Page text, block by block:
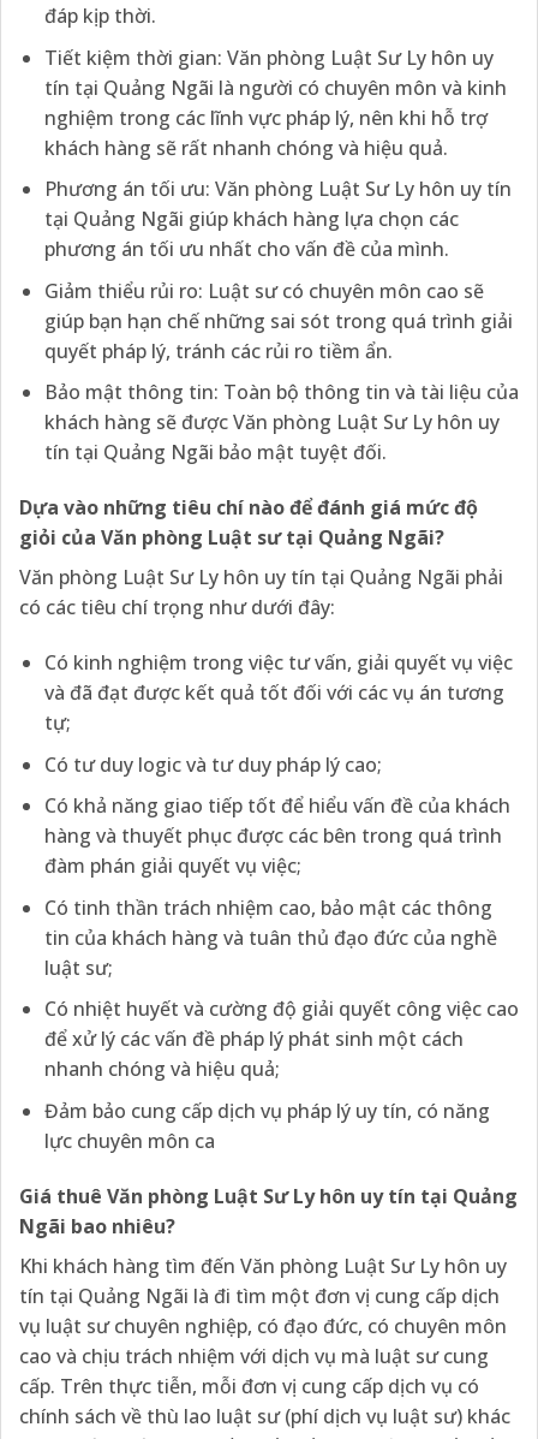
đáp kịp thời.
Tiết kiệm thời gian: Văn phòng Luật Sư Ly hôn uy
tín tại Quảng Ngãi là người có chuyên môn và kinh
nghiệm trong các lĩnh vực pháp lý, nên khi hỗ trợ
khách hàng sẽ rất nhanh chóng và hiệu quả.
Phương án tối ưu: Văn phòng Luật Sư Ly hôn uy tín
tại Quảng Ngãi giúp khách hàng lựa chọn các
phương án tối ưu nhất cho vấn đề của mình.
Giảm thiểu rủi ro: Luật sư có chuyên môn cao sẽ
giúp bạn hạn chế những sai sót trong quá trình giải
quyết pháp lý, tránh các rủi ro tiềm ẩn.
Bảo mật thông tin: Toàn bộ thông tin và tài liệu của
khách hàng sẽ được Văn phòng Luật Sư Ly hôn uy
tín tại Quảng Ngãi bảo mật tuyệt đối.
Dựa vào những tiêu chí nào để đánh giá mức độ
giỏi của Văn phòng Luật sư tại Quảng Ngãi?
Văn phòng Luật Sư Ly hôn uy tín tại Quảng Ngãi phải
có các tiêu chí trọng như dưới đây:
Có kinh nghiệm trong việc tư vấn, giải quyết vụ việc
và đã đạt được kết quả tốt đối với các vụ án tương
tự;
Có tư duy logic và tư duy pháp lý cao;
Có khả năng giao tiếp tốt để hiểu vấn đề của khách
hàng và thuyết phục được các bên trong quá trình
đàm phán giải quyết vụ việc;
Có tinh thần trách nhiệm cao, bảo mật các thông
tin của khách hàng và tuân thủ đạo đức của nghề
luật sư;
Có nhiệt huyết và cường độ giải quyết công việc cao
để xử lý các vấn đề pháp lý phát sinh một cách
nhanh chóng và hiệu quả;
Đảm bảo cung cấp dịch vụ pháp lý uy tín, có năng
lực chuyên môn ca
Giá thuê Văn phòng Luật Sư Ly hôn uy tín tại Quảng
Ngãi bao nhiêu?
Khi khách hàng tìm đến Văn phòng Luật Sư Ly hôn uy
tín tại Quảng Ngãi là đi tìm một đơn vị cung cấp dịch
vụ luật sư chuyên nghiệp, có đạo đức, có chuyên môn
cao và chịu trách nhiệm với dịch vụ mà luật sư cung
cấp. Trên thực tiễn, mỗi đơn vị cung cấp dịch vụ có
chính sách về thù lao luật sư (phí dịch vụ luật sư) khác